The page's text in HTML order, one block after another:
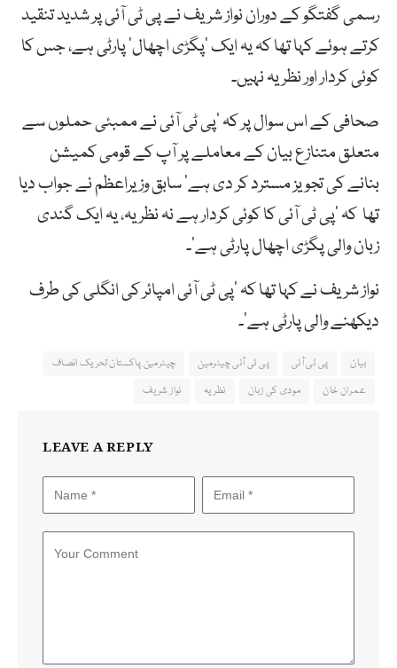
رسمی گفتگو کے دوران نواز شریف نے پی ٹی آئی پر شدید تنقید
کرتے ہوئے کہا تھا کہ یہ ایک ‘پگڑی اچھال’ پارٹی ہے، جس کا
کوئی کردار اور نظریہ نہیں۔
صحافی کے اس سوال پر کہ ‘پی ٹی آئی نے ممبئی حملوں سے
متعلق متنازع بیان کے معاملے پر آپ کے قومی کمیشن
بنانے کی تجویز مسترد کر دی ہے’ سابق وزیراعظم نے جواب دیا
تھا کہ ‘پی ٹی آئی کا کوئی کردار ہے نہ نظریہ، یہ ایک گندی
زبان والی پگڑی اچھال پارٹی ہے’۔
نواز شریف نے کہا تھا کہ ‘پی ٹی آئی امپائر کی انگلی کی طرف
دیکھنے والی پارٹی ہے’۔
بیان پی ٹی آئی پی ٹی آئی چیئرمین
چیئرمین پاکستان تحریک انصاف
عمران خان
مودی کی زبان نظریہ نواز شریف
LEAVE A REPLY